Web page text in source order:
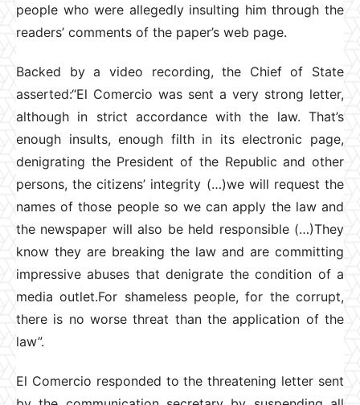
people who were allegedly insulting him through the
readers’ comments of the paper’s web page.
Backed by a video recording, the Chief of State
asserted:“El Comercio was sent a very strong letter,
although in strict accordance with the law. That’s
enough insults, enough filth in its electronic page,
denigrating the President of the Republic and other
persons, the citizens’ integrity (…)we will request the
names of those people so we can apply the law and
the newspaper will also be held responsible (…)They
know they are breaking the law and are committing
impressive abuses that denigrate the condition of a
media outlet.For shameless people, for the corrupt,
there is no worse threat than the application of the
law”.
El Comercio responded to the threatening letter sent